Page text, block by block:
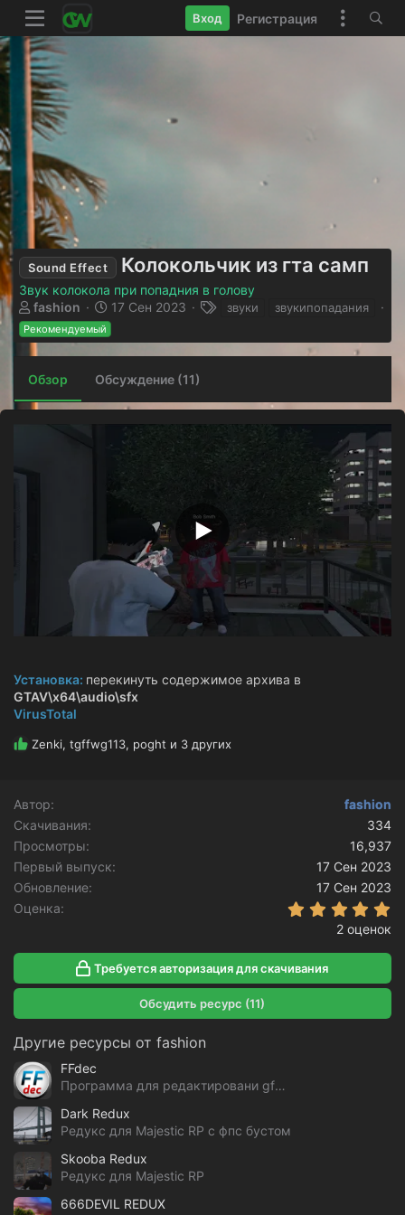
Вход Регистрация
Sound Effect Колокольчик из гта самп
Звук колокола при попадния в голову
А
в
т
о
р
fashion
Д
а
т
а
с
з
а
я
17 Сен 2023
Т
г
и
звуки звукипопадания
Рекомендуемый
Обзор Обсуждение (11)
Установка: перекинуть содержимое архива в
GTAV\x64\audio\sfx
VirusTotal
Р
ц
и
и
Zenki, tgffwg113, poght и 3 других
Автор
fashion
Скачивания
334
Просмотры
16,937
Первый выпуск
17 Сен 2023
Обновление
17 Сен 2023
Оценка
2 оценок
Требуется авторизация для скачивания
Обсудить ресурс (11)
Другие ресурсы от fashion
FFdec
Программа для редактировани gfx файлов GTA V
Dark Redux
Редукс для Majestic RP с фпс бустом
Skooba Redux
Редукс для Majestic RP
666DEVIL REDUX